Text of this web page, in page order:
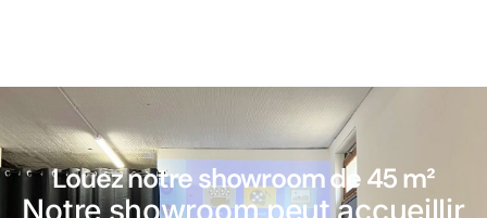
Louez notre showroom de 45 m²
Notre showroom peut accueillir